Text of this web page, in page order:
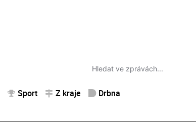
Sport Z kraje Drbna